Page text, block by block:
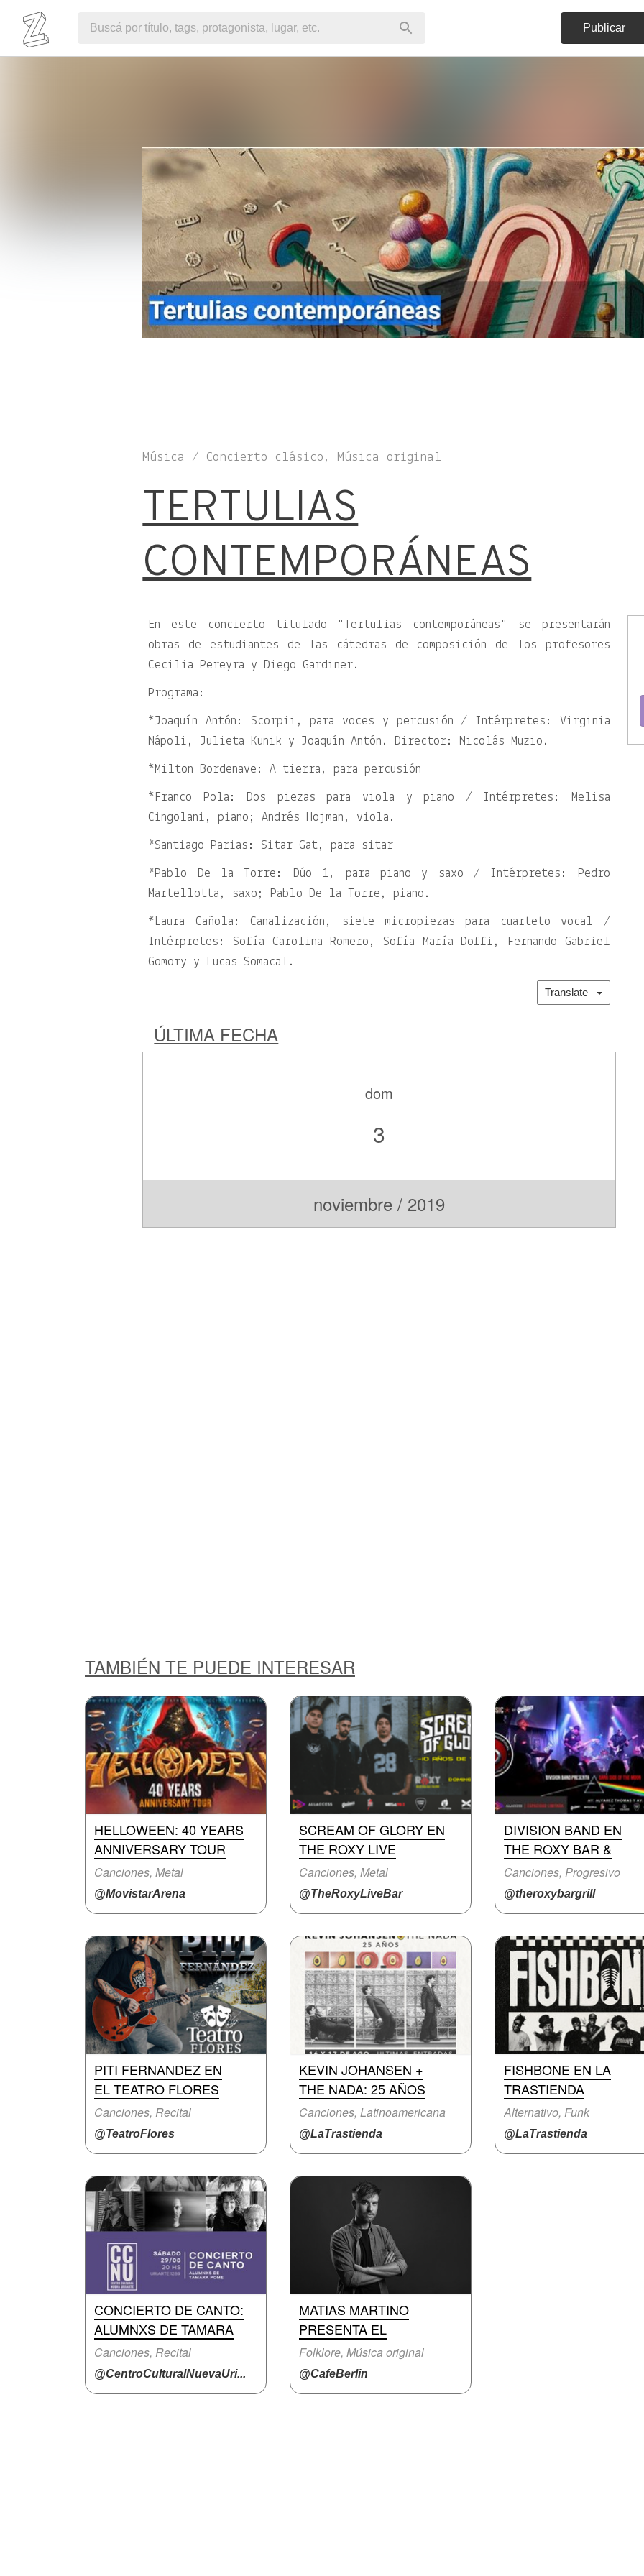
Publicar
Música / Concierto clásico, Música original
TERTULIAS
CONTEMPORÁNEAS
En este concierto titulado Tertulias contemporáneas
se presentarán
obras de estudiantes de las cátedras de composición de los profesores
Cecilia Pereyra y Diego Gardiner.
Programa:
*Joaquín Antón: Scorpii, para voces y percusión / Intérpretes: Virginia
Nápoli, Julieta Kunik y Joaquín Antón. Director: Nicolás Muzio.
*Milton Bordenave: A tierra, para percusión
*Franco Pola: Dos piezas para viola y piano / Intérpretes: Melisa
Cingolani, piano; Andrés Hojman, viola.
*Santiago Parias: Sitar Gat, para sitar
*Pablo De la Torre: Dúo 1, para piano y saxo / Intérpretes: Pedro
Martellotta, saxo; Pablo De la Torre, piano.
*Laura Cañola: Canalización, siete micropiezas para cuarteto vocal /
Intérpretes: Sofía Carolina Romero, Sofía María Doffi, Fernando Gabriel
Gomory y Lucas Somacal.
Translate
ÚLTIMA FECHA
dom
3
noviembre / 2019
TAMBIÉN TE PUEDE INTERESAR
HELLOWEEN: 40 YEARS
ANNIVERSARY TOUR
Canciones, Metal
@MovistarArena
SCREAM OF GLORY EN
THE ROXY LIVE
Canciones, Metal
@TheRoxyLiveBar
DIVISION BAND EN
THE ROXY BAR &
Canciones, Progresivo
@theroxybargrill
PITI FERNANDEZ EN
EL TEATRO FLORES
Canciones, Recital
@TeatroFlores
KEVIN JOHANSEN +
THE NADA: 25 AÑOS
Canciones, Latinoamericana
@LaTrastienda
FISHBONE EN LA
TRASTIENDA
Alternativo, Funk
@LaTrastienda
CONCIERTO DE CANTO:
ALUMNXS DE TAMARA
Canciones, Recital
@CentroCulturalNuevaUri...
MATIAS MARTINO
PRESENTA EL
Folklore, Música original
@CafeBerlin